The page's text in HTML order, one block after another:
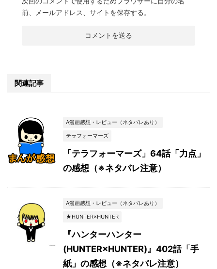
前、メールアドレス、サイトを保存する。
関連記事
A漫画感想・レビュー（ネタバレあり）
テラフォーマーズ
「テラフォーマーズ」64話「力点」
の感想（※ネタバレ注意）
A漫画感想・レビュー（ネタバレあり）
★HUNTER×HUNTER
『ハンターハンター
(HUNTER×HUNTER)』402話「手
紙」の感想（※ネタバレ注意）